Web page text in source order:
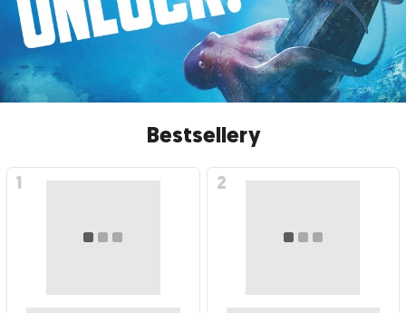
Bestsellery